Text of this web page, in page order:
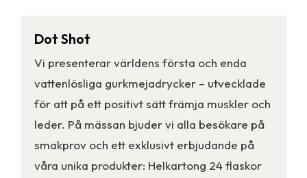
Dot Shot
Vi presenterar världens första och enda
vattenlösliga gurkmejadrycker – utvecklade
för att på ett positivt sätt främja muskler och
leder. På mässan bjuder vi alla besökare på
smakprov och ett exklusivt erbjudande på
våra unika produkter: Helkartong 24 flaskor